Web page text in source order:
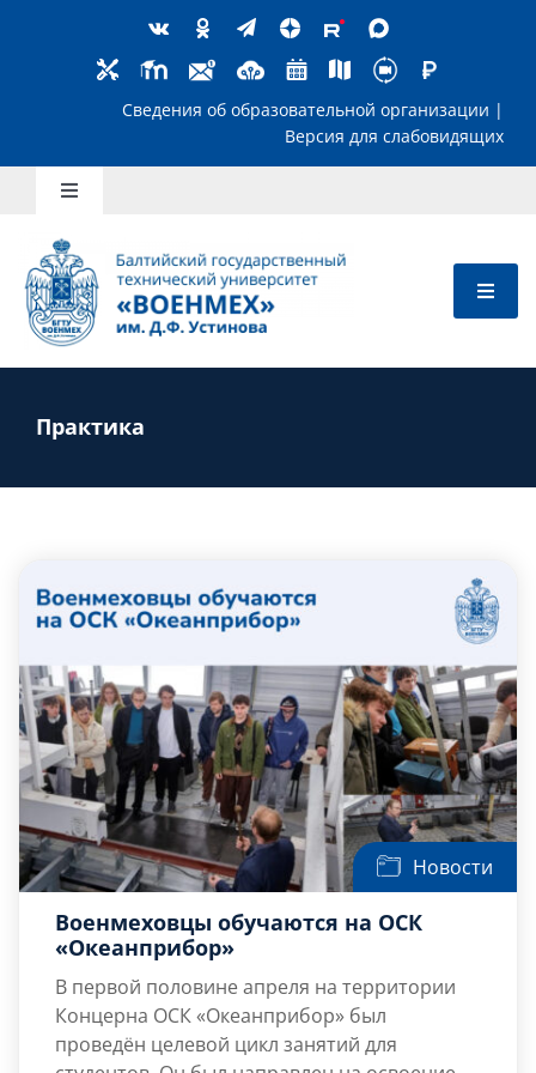
Сведения об образовательной
Toggle
Школьникам
Абитуриентам
Преподавателям
НИОКР
Практика
Новости
Военмеховцы обучаются на ОСК
«Океанприбор»
В первой половине апреля на территории
Концерна ОСК «Океанприбор» был
проведён целевой цикл занятий для